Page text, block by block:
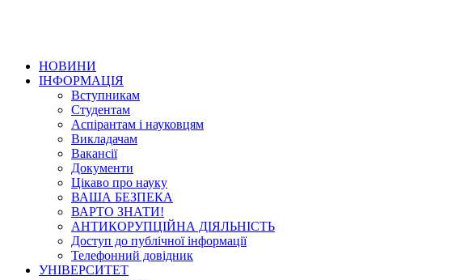
НОВИНИ
ІНФОРМАЦІЯ
Вступникам
Студентам
Аспірантам і науковцям
Викладачам
Вакансії
Документи
Цікаво про науку
ВАША БЕЗПЕКА
ВАРТО ЗНАТИ!
АНТИКОРУПЦІЙНА ДІЯЛЬНІСТЬ
Доступ до публічної інформації
Телефонний довідник
УНІВЕРСИТЕТ